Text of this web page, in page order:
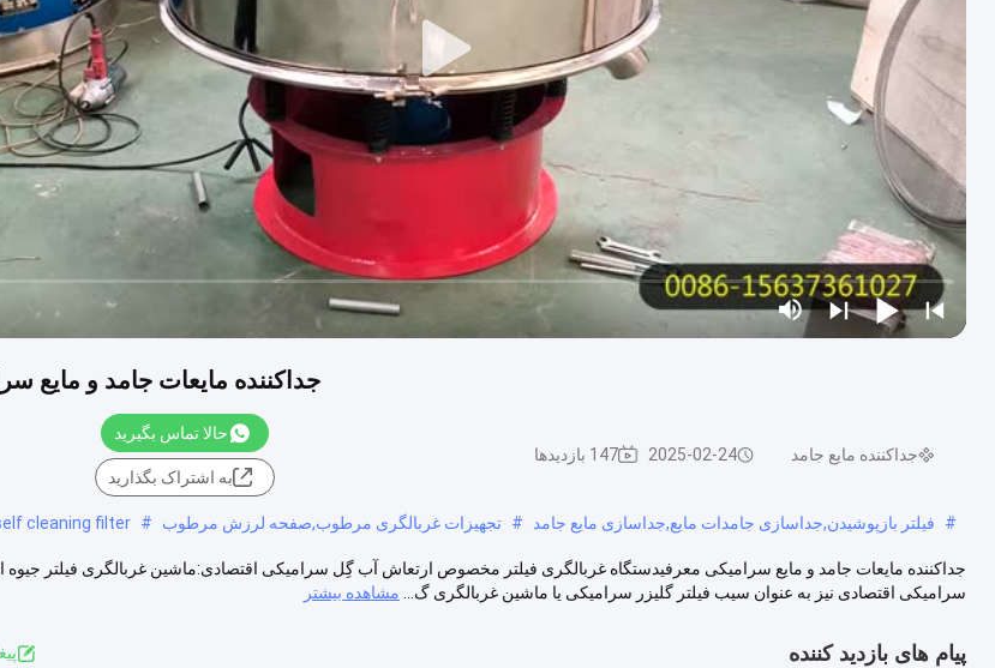
جداکننده مایعات جامد و مایع
جداکننده مایع جامد 2025-02-24 147 بازدیدها
حالا تماس بگیرید
به اشتراک بگذارید
# فیلتر بازپوشیدن,جداسازی جامدات مایع,جداسازی مایع جامد # تجهیزات غربالگری مرطوب,صفحه لرزش مرطوب #
cleaning filter
جداکننده مایعات جامد و مایع سرامیکی معرفیدستگاه غربالگری فیلتر مخصوص ارتعاش آب گِل سرامیکی اقتصادی:ماشین غربالگری فیلتر جیوه
سرامیکی اقتصادی نیز به عنوان سیب فیلتر گلیزر سرامیکی یا ماشین غربالگری گ...
مشاهده بیشتر
پیام های بازدید کننده